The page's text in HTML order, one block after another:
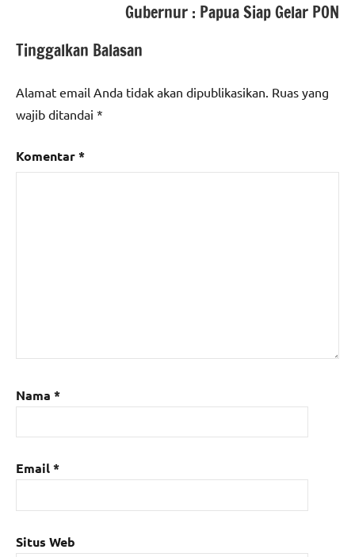
Gubernur : Papua Siap Gelar PON
Tinggalkan Balasan
Alamat email Anda tidak akan dipublikasikan. Ruas yang
wajib ditandai *
Komentar*
Nama *
Email*
Situs Web